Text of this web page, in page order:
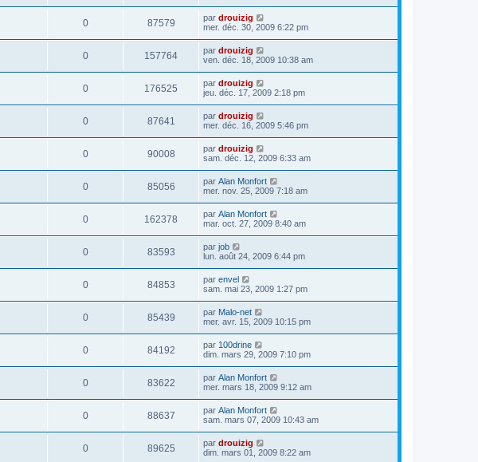
0 87579 par drouizig
mer. déc. 30, 2009 6:22 pm
0 157764 par drouizig
ven. déc. 18, 2009 10:38 am
0 176525 par drouizig
jeu. déc. 17, 2009 2:18 pm
0 87641 par drouizig
mer. déc. 16, 2009 5:46 pm
0 90008 par drouizig
sam. déc. 12, 2009 6:33 am
0 85056 par Alan Monfort
mer. nov. 25, 2009 7:18 am
0 162378 par Alan Monfort
mar. oct. 27, 2009 8:40 am
0 83593 par job
lun. août 24, 2009 6:44 pm
0 84853 par envel
sam. mai 23, 2009 1:27 pm
0 85439 par Malo-net
mer. avr. 15, 2009 10:15 pm
0 84192 par 100drine
dim. mars 29, 2009 7:10 pm
0 83622 par Alan Monfort
mer. mars 18, 2009 9:12 am
0 88637 par Alan Monfort
sam. mars 07, 2009 10:43 am
0 89625 par drouizig
dim. mars 01, 2009 8:22 am